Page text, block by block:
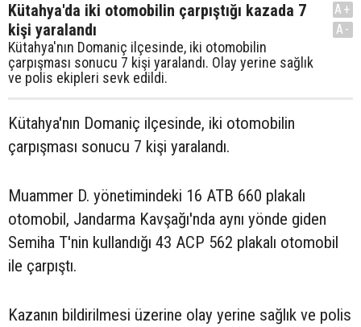
Kütahya'da iki otomobilin çarpıştığı kazada 7
kişi yaralandı
Kütahya'nın Domaniç ilçesinde, iki otomobilin
çarpışması sonucu 7 kişi yaralandı. Olay yerine sağlık
ve polis ekipleri sevk edildi.
A+
A-
Kütahya'nın Domaniç ilçesinde, iki otomobilin
çarpışması sonucu 7 kişi yaralandı.
Muammer D. yönetimindeki 16 ATB 660 plakalı
otomobil, Jandarma Kavşağı'nda aynı yönde giden
Semiha T'nin kullandığı 43 ACP 562 plakalı otomobil
ile çarpıştı.
Kazanın bildirilmesi üzerine olay yerine sağlık ve polis